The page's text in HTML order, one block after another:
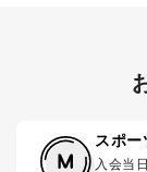
スポ
入会当